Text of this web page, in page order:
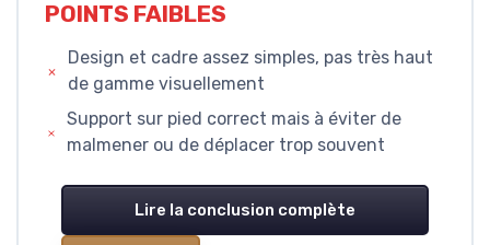
POINTS FAIBLES
Design et cadre assez simples, pas très haut
de gamme visuellement
Support sur pied correct mais à éviter de
malmener ou de déplacer trop souvent
Lire la conclusion complète